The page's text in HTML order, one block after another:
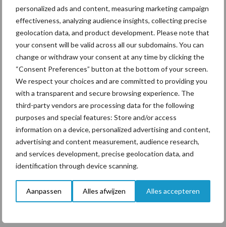
personalized ads and content, measuring marketing campaign
effectiveness, analyzing audience insights, collecting precise
geolocation data, and product development. Please note that
your consent will be valid across all our subdomains. You can
change or withdraw your consent at any time by clicking the
“Consent Preferences” button at the bottom of your screen.
We respect your choices and are committed to providing you
with a transparent and secure browsing experience. The
third-party vendors are processing data for the following
purposes and special features: Store and/or access
information on a device, personalized advertising and content,
advertising and content measurement, audience research,
and services development, precise geolocation data, and
identification through device scanning.
Aanpassen Alles afwijzen Alles accepteren
“Vraag naar praktische
hygieneoplossingen is in
Polen groter dan ooit”
Themapagina's
Diergezondheid Bemesting Fokkerij
Bedrijfsnieuws
Ligbox &
Voerhekken